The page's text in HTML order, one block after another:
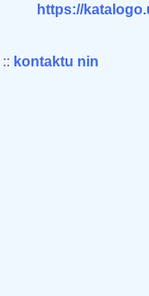
https://
:: kontaktu nin